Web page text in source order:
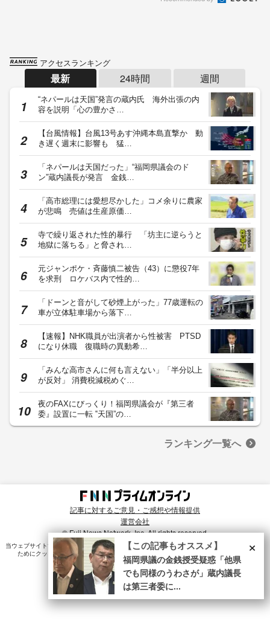
アクセスランキング
最新 24時間 週間
“ネパールは天国”発言の蔵内氏 海外出張の内
容を説明「心の豊かさ…
【台風情報】台風13号あす沖縄本島直撃か 動
き遅く週末に影響も 猛…
「ネパールは天国だった」“福岡県議会のド
ン”蔵内議長が発言 金銭…
「高市総理には愛想尽かした」コメ余りに農家
が悲鳴 売値は生産原価…
寺で繰り返された性的暴行 「坊主に逆らうと
地獄に落ちる」と脅され…
元ジャンポケ・斉藤慎二被告（43）に懲役7年
を求刑 ロケバス内で性的…
「ドーンと音がして砂煙上がった」77歳運転の
車が立体駐車場から落下…
【速報】NHK職員が出演者から性被害 PTSD
になり休職 復職時の異動希…
「みんな高市さんに何も言えない」「半分以上
が反対」 消費税減税めぐ…
夜のFAXにびっくり！福岡県議会が『第三者
委』設置に一転 ‟天国”の…
ランキング一覧へ
記事に対するご意見・ご感想や情報提供
運営会社
© Fuji News Network, Inc. All rights reserved.
当ウェブサイトでは、ユーザのニーズ・興味・関⼼に合致したコンテンツや広告配信を提供する
ためにクッキーを使⽤しています。詳細は、
プライバシーポリシー をご確認ください。×
【この記事もオススメ】
福岡県議の金銭授受疑惑「他県
でも同様のうわさが」蔵内議長
は第三者委に...